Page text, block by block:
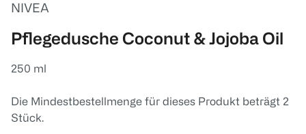
NIVEA
Pflegedusche Coconut & Jojoba Oil
250 ml
Die Mindestbestellmenge für dieses Produkt beträgt 2
Stück.